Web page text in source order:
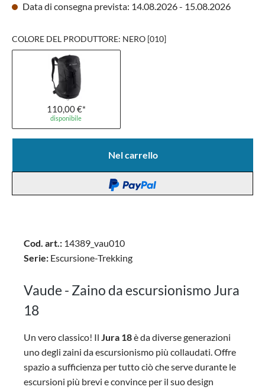
Data di consegna prevista: 14.08.2026 - 15.08.2026
COLORE DEL PRODUTTORE: NERO [010]
110,00 €*
disponibile
Nel carrello
Cod. art.: 14389_vau010
Serie: Escursione-Trekking
Vaude - Zaino da escursionismo Jura
18
Un vero classico! Il Jura 18è da diverse generazioni
uno degli zaini da escursionismo più collaudati. Offre
spazio a sufficienza per tutto ciò che serve durante le
escursioni più brevi e convince per il suo design